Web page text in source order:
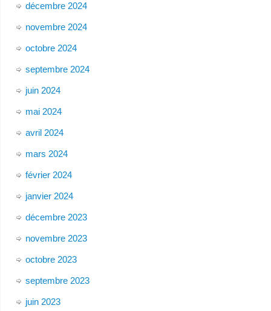
décembre 2024
novembre 2024
octobre 2024
septembre 2024
juin 2024
mai 2024
avril 2024
mars 2024
février 2024
janvier 2024
décembre 2023
novembre 2023
octobre 2023
septembre 2023
juin 2023